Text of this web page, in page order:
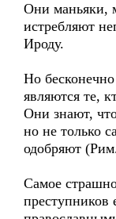
Они маньяки,
истребляют
Ироду.
Но
являются те,
Они знают,
но не только
одобряют
Самое
преступников